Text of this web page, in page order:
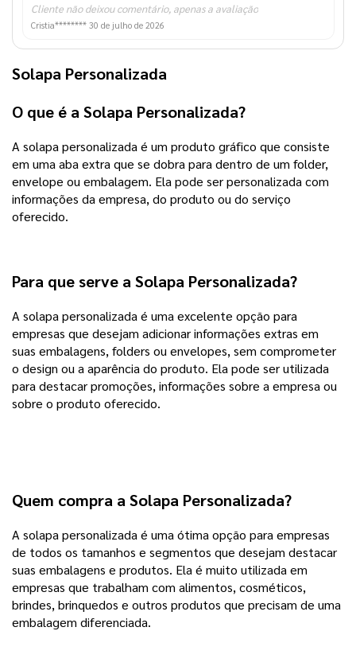
Cliente não deixou comentário, apenas a avaliação
Cristia******** 30 de julho de 2026
Solapa Personalizada
O que é a Solapa Personalizada?
A solapa personalizada é um produto gráfico que consiste
em uma aba extra que se dobra para dentro de um folder,
envelope ou embalagem. Ela pode ser personalizada com
informações da empresa, do produto ou do serviço
oferecido.
Para que serve a Solapa Personalizada?
A solapa personalizada é uma excelente opção para
empresas que desejam adicionar informações extras em
suas embalagens, folders ou envelopes, sem comprometer
o design ou a aparência do produto. Ela pode ser utilizada
para destacar promoções, informações sobre a empresa ou
sobre o produto oferecido.
Quem compra a Solapa Personalizada?
A solapa personalizada é uma ótima opção para empresas
de todos os tamanhos e segmentos que desejam destacar
suas embalagens e produtos. Ela é muito utilizada em
empresas que trabalham com alimentos, cosméticos,
brindes, brinquedos e outros produtos que precisam de uma
embalagem diferenciada.